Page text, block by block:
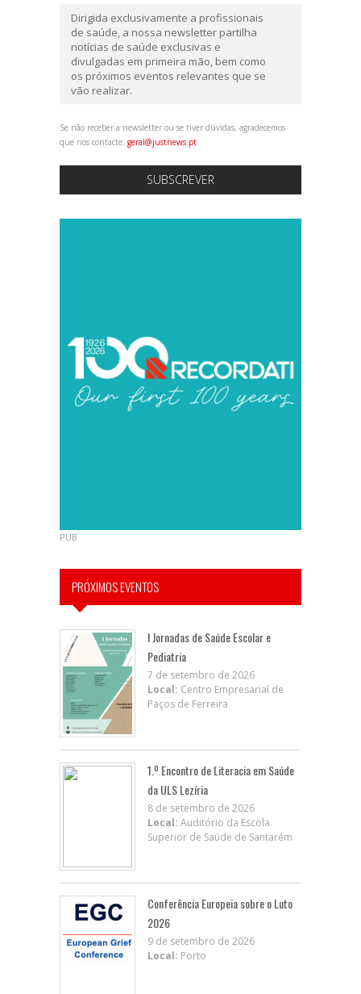
Dirigida exclusivamente a profissionais
de saúde, a nossa newsletter partilha
notícias de saúde exclusivas e
divulgadas em primeira mão, bem como
os próximos eventos relevantes que se
vão realizar.
Se não receber a newsletter ou se tiver dúvidas, agradecemos
que nos contacte: geral@justnews.pt
SUBSCREVER
PUB
PRÓXIMOS EVENTOS
I Jornadas de Saúde Escolar e
Pediatria
7 de setembro de 2026
Local: Centro Empresarial de
Paços de Ferreira
1.º Encontro de Literacia em Saúde
da ULS Lezíria
8 de setembro de 2026
Local: Auditório da Escola
Superior de Saúde de Santarém
Conferência Europeia sobre o Luto
2026
9 de setembro de 2026
Local: Porto